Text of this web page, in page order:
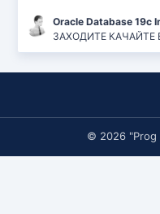
Oracle Database 19c
ЗАХОДИТЕ КАЧАЙТЕ
© 2026 "Prog